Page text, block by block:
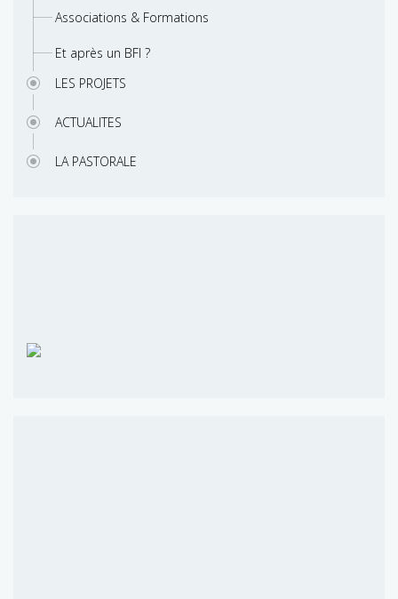
Associations & Formations
Et après un BFI ?
LES PROJETS
ACTUALITES
LA PASTORALE